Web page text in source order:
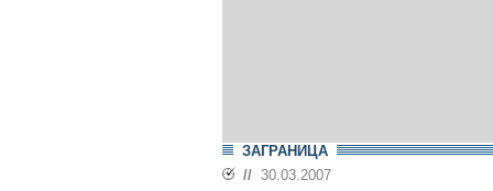
ЗАГРАНИЦА
// 30.03.2007